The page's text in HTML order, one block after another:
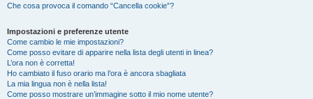
Che cosa provoca il comando “Cancella cookie”?
Impostazioni e preferenze utente
Come cambio le mie impostazioni?
Come posso evitare di apparire nella lista degli utenti in linea?
L’ora non è corretta!
Ho cambiato il fuso orario ma l’ora è ancora sbagliata
La mia lingua non è nella lista!
Come posso mostrare un’immagine sotto il mio nome utente?